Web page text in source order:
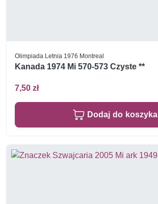
Olimpiada Letnia 1976 Montreal
Kanada 1974 Mi 570-573 Czyste **
7,50 zł
Dodaj do koszyka